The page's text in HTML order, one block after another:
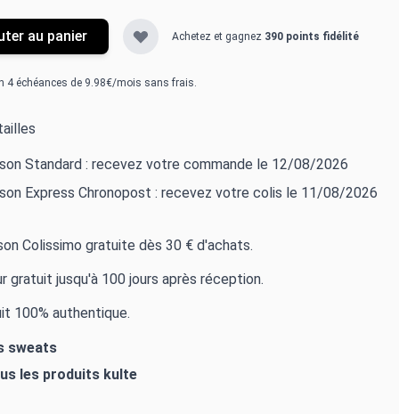
au panier Achetez et gagnez 390 points fidélité
4 échéances de 9.98€/mois sans frais.
Standard : recevez votre commande le 12/08/2026
Express Chronopost : recevez votre colis le 11/08/2026
Colissimo gratuite dès 30 € d'achats.
gratuit jusqu'à 100 jours après réception.
100% authentique.
sweats
les produits kulte